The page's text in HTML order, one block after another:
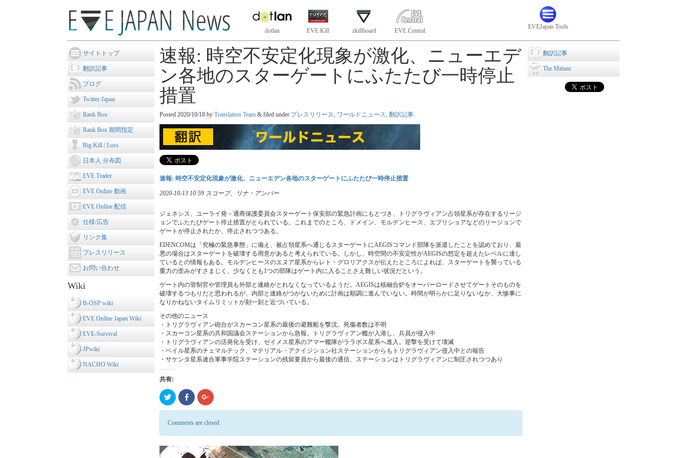
dotlan EVE Kill zkillboard EVE Central
EVEJapan Tools
サイトトップ
翻訳記事
ブログ
Twitter Japan
Rank Box
Rank Box 期間指定
Big Kill / Loss
日本人 分布図
EVE Trader
EVE Online 動画
EVE Online 配信
仕様/広告
リンク集
プレスリリース
お問い合わせ
Wiki
B-OSP wiki
EVE Online Japan Wiki
EVE-Survival
JPwiki
NACHO Wiki
速報: 時空不安定化現象が激化、ニューエデ
ン各地のスターゲートにふたたび一時停止
措置
Posted 2020/10/18 by Translation Team & filed under プレスリリース, ワールドニュース, 翻訳記事.
速報: 時空不安定化現象が激化、ニューエデン各地のスターゲートにふたたび一時停止措置
2020-10-13 10:59 スコープ、リナ・アンバー
ジェネシス、ユーライ発－通商保護委員会スターゲート保安部の緊急計画にもとづき、トリグラヴィアン占領星系が存在するリージ
ョンでふたたびゲート停止措置がとられている。これまでのところ、ドメイン、モルデンヒース、エブリショアなどのリージョンで
ゲートが停止されたか、停止されつつある。
EDENCOMは「究極の緊急事態」に備え、被占領星系へ通じるスターゲートにAEGISコマンド部隊を派遣したことを認めており、最
悪の場合はスターゲートを破壊する用意があると考えられている。しかし、時空間の不安定性がAEGISの想定を超えたレベルに達し
ているとの情報もある。モルデンヒースのエヌア星系からレト・グロリアクスが伝えたところによれば、スターゲートを襲っている
重力の歪みがすさまじく、少なくとも1つの部隊はゲート内に入ることさえ難しい状況だという。
ゲート内の管制官や管理員も外部と連絡がとれなくなっているようだ。AEGISは核融合炉をオーバーロードさせてゲートそのものを
破壊するつもりだと思われるが、内部と連絡がつかないために計画は順調に進んでいない。時間が明らかに足りないなか、大惨事に
なりかねないタイムリミットが刻一刻と近づいている。
その他のニュース
・トリグラヴィアン砲台がスカーコン星系の最後の避難船を撃沈。死傷者数は不明
・スカーコン星系の共和国議会ステーションから急報。トリグラヴィアン艦が入港し、兵員が侵入中
・トリグラヴィアンの活発化を受け、ゼイメス星系のアマー艦隊がララボス星系へ進入。迎撃を受けて壊滅
・ベイル星系のチェマルテック、マテリアル・アクイジション社ステーションからもトリグラヴィアン侵入中との報告
・サケンタ星系連合軍事学院ステーションの残留要員から最後の通信、ステーションはトリグラヴィアンに制圧されつつあり
共有:
ク
リ
し
て
共
Click
to
Facebook
(新
ク
リ
し
て
共
有
Comments are closed.
翻訳記事
The Mittani